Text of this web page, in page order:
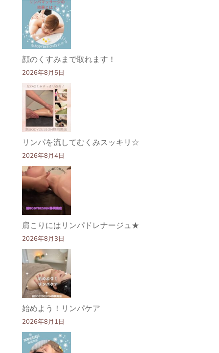
顔のくすみまで取れます！
2026年8月5日
リンパを流してむくみスッキリ☆
2026年8月4日
肩こりにはリンパドレナージュ★
2026年8月3日
始めよう！リンパケア
2026年8月1日